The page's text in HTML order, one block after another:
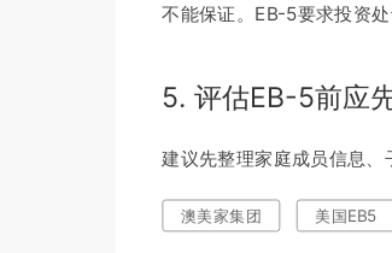
不能保证。EB-5要求投资
5. 评估EB-5前应
建议先整理家庭成员信息、
澳美家集团 美国EB5